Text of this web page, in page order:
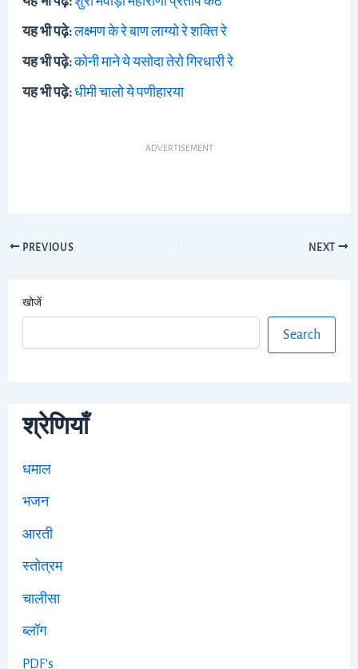
यह भी पढ़े:लक्ष्मण के रे बाण लाग्यो रे शक्ति रे
यह भी पढ़े:कोनी माने ये यसोदा तेरो गिरधारी रे
यह भी पढ़े:धीमी चालो ये पणीहारया
ADVERTISEMENT
PREVIOUS NEXT
खोजें
Search
श्रेणियाँ
धमाल
भजन
आरती
स्तोत्रम
चालीसा
ब्लॉग
PDF's